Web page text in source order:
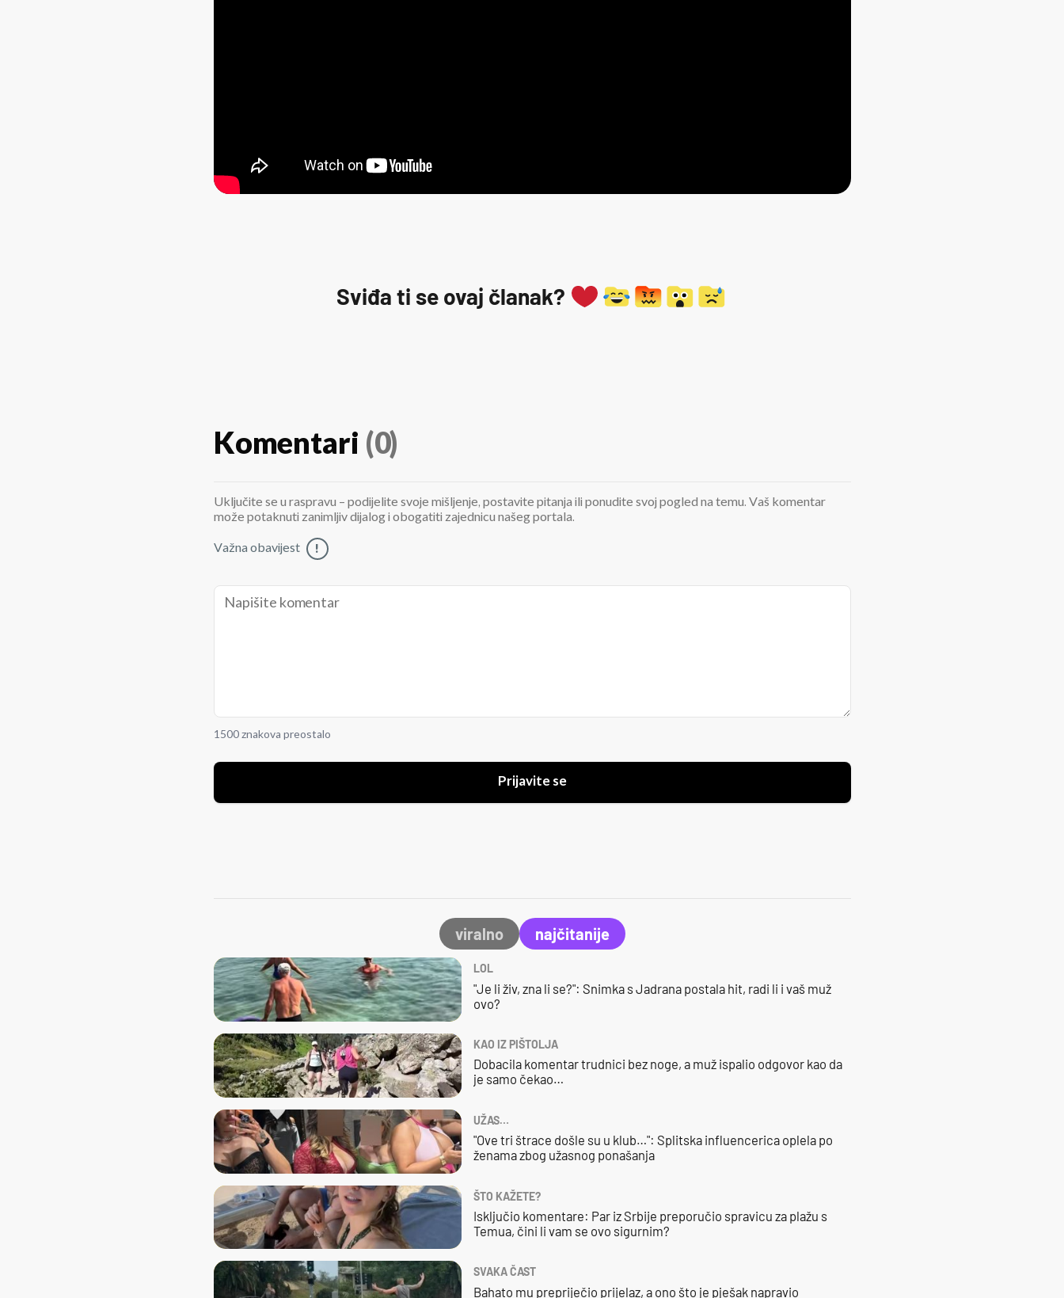
Sviđa ti se ovaj članak?
Komentari (0)
Uključite se u raspravu – podijelite svoje mišljenje, postavite pitanja ili ponudite svoj pogled na temu. Vaš komentar
može potaknuti zanimljiv dijalog i obogatiti zajednicu našeg portala.
Važna obavijest !
1500 znakova preostalo
Prijavite se
viralno najčitanije
LOL
"Je li živ, zna li se?": Snimka s Jadrana postala hit, radi li i vaš muž
ovo?
KAO IZ PIŠTOLJA
Dobacila komentar trudnici bez noge, a muž ispalio odgovor kao da
je samo čekao…
UŽAS…
"Ove tri štrace došle su u klub…": Splitska influencerica oplela po
ženama zbog užasnog ponašanja
ŠTO KAŽETE?
Isključio komentare: Par iz Srbije preporučio spravicu za plažu s
Temua, čini li vam se ovo sigurnim?
SVAKA ČAST
Bahato mu prepriječio prijelaz, a ono što je pješak napravio